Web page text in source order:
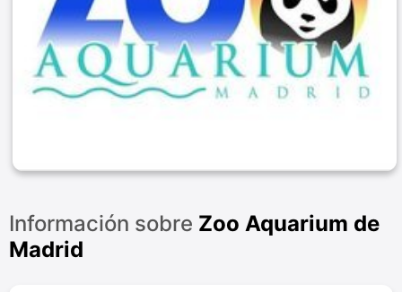
Información sobre Zoo Aquarium de
Madrid